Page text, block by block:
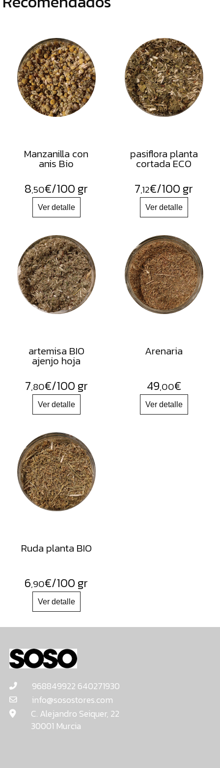
Manzanilla con
anis Bio
8,50€/100 gr
pasiflora planta
cortada ECO
7,12€/100 gr
artemisa BIO
ajenjo hoja
7,80€/100 gr
Arenaria
49,00€
Ruda planta BIO
6,90€/100 gr
968849922 640271930
info@sosostores.com
C. Alejandro Seiquer, 22
30001 Murcia